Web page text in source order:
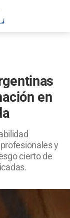
en
y
cierto de